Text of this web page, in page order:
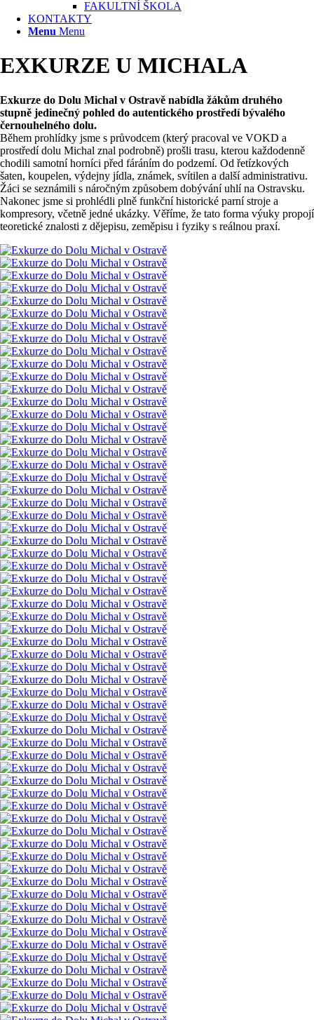
FAKULTNÍ ŠKOLA
KONTAKTY
Menu Menu
EXKURZE U MICHALA
Exkurze do Dolu Michal v Ostravě nabídla žákům druhého
stupně jedinečný pohled do autentického prostředí bývalého
černouhelného dolu.
Během prohlídky jsme s průvodcem (který pracoval ve VOKD a
prostředí dolu Michal znal podrobně) prošli trasu, kterou každodenně
chodili samotní horníci před fáráním do podzemí. Od řetízkových
šaten, koupelen, výdejny jídla, známek, svítilen a další administrativu.
Žáci se seznámili s náročným způsobem dobývání uhlí na Ostravsku.
Nakonec jsme si prohlédli plně funkční historické parní stroje a
kompresory, včetně jedné ukázky. Věříme, že tato forma výuky propojí
teoretické znalosti z dějepisu, zeměpisu i fyziky s reálnou praxí.